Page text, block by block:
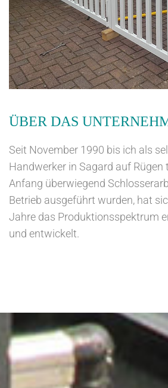
ÜBER DAS
Seit November 1990 bis ich als
Handwerker in Sagard auf Rügen
Anfang überwiegend
Betrieb ausgeführt wurden, hat
Jahre das Produktionsspektrum
und entwickelt.